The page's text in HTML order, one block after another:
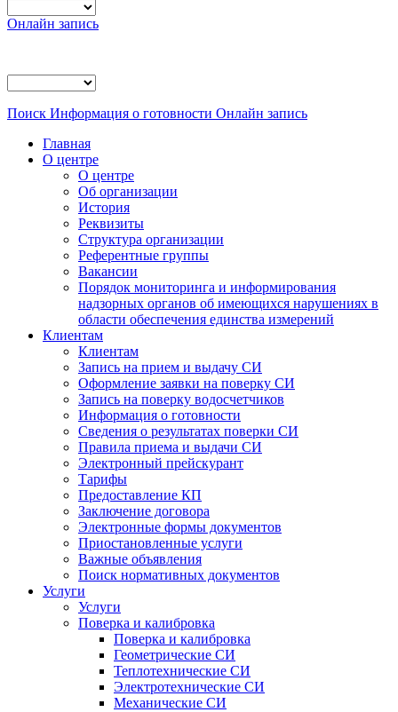
Онлайн запись
Поиск Информация о готовности Онлайн запись
Главная
О центре
О центре
Об организации
История
Реквизиты
Структура организации
Референтные группы
Вакансии
Порядок мониторинга и информирования
надзорных органов об имеющихся нарушениях в
области обеспечения единства измерений
Клиентам
Клиентам
Запись на прием и выдачу СИ
Оформление заявки на поверку СИ
Запись на поверку водосчетчиков
Информация о готовности
Сведения о результатах поверки СИ
Правила приема и выдачи СИ
Электронный прейскурант
Тарифы
Предоставление КП
Заключение договора
Электронные формы документов
Приостановленные услуги
Важные объявления
Поиск нормативных документов
Услуги
Услуги
Поверка и калибровка
Поверка и калибровка
Геометрические СИ
Теплотехнические СИ
Электротехнические СИ
Механические СИ